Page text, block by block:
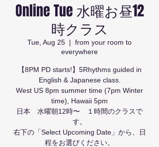
Online Tue 水曜お昼12
時クラス
Tue, Aug 25
  |
from your room to
everywhere
【8PM PD starts!】5Rhythms guided in
English & Japanese class.
West US 8pm summer time (7pm Winter
time), Hawaii 5pm
日本 水曜朝12時〜 １時間のクラスで
す。
右下の「Select Upcoming Date」から、日
程をお選びください。